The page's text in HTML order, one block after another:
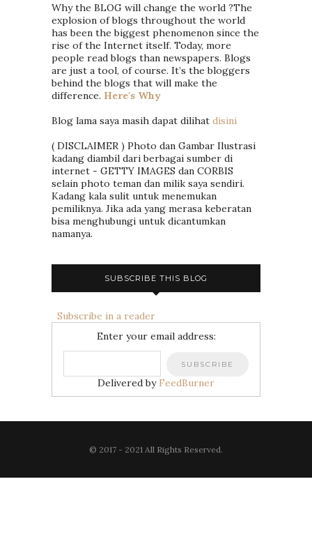
Why the BLOG will change the world ?The
explosion of blogs throughout the world
has been the biggest phenomenon since the
rise of the Internet itself. Today, more
people read blogs than newspapers. Blogs
are just a tool, of course. It’s the bloggers
behind the blogs that will make the
difference. Here's Why
Blog lama saya masih dapat dilihat disini
( DISCLAIMER ) Photo dan Gambar Ilustrasi
kadang diambil dari berbagai sumber di
internet - GETTY IMAGES dan CORBIS
selain photo teman dan milik saya sendiri.
Kadang kala sulit untuk menemukan
pemiliknya. Jika ada yang merasa keberatan
bisa menghubungi untuk dicantumkan
namanya.
SUBSCRIBE THIS BLOG
Subscribe in a reader
Enter your email address:
Delivered by FeedBurner
© 2017 - 2021 All Rights Reserved.